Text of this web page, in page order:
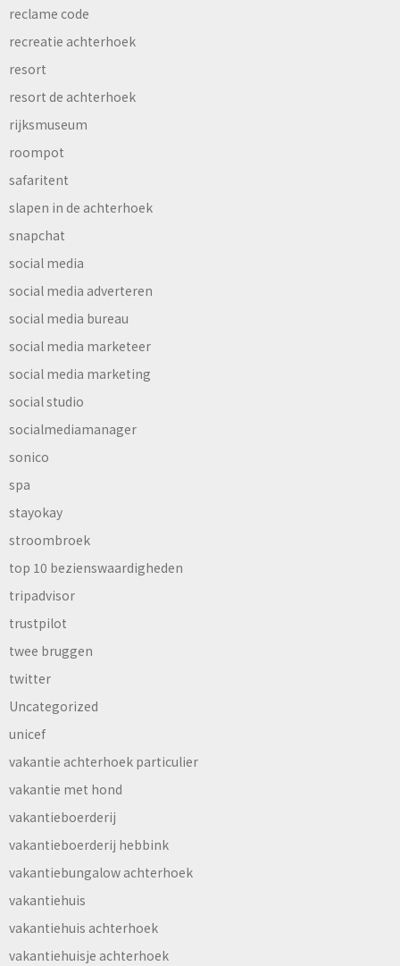
reclame code
recreatie achterhoek
resort
resort de achterhoek
rijksmuseum
roompot
safaritent
slapen in de achterhoek
snapchat
social media
social media adverteren
social media bureau
social media marketeer
social media marketing
social studio
socialmediamanager
sonico
spa
stayokay
stroombroek
top 10 bezienswaardigheden
tripadvisor
trustpilot
twee bruggen
twitter
Uncategorized
unicef
vakantie achterhoek particulier
vakantie met hond
vakantieboerderij
vakantieboerderij hebbink
vakantiebungalow achterhoek
vakantiehuis
vakantiehuis achterhoek
vakantiehuisje achterhoek